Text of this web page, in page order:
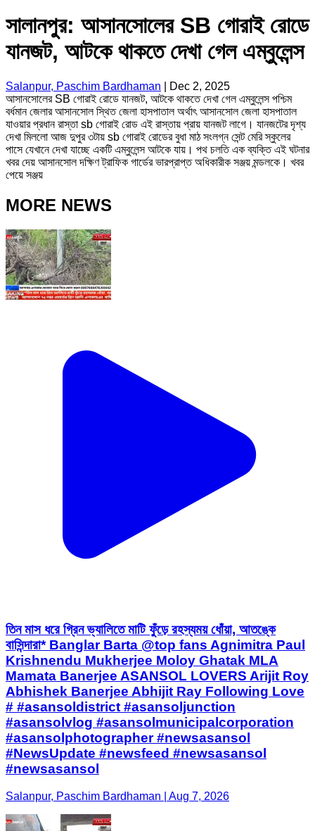
সালানপুর: আসানসোলের SB গোরাই রোডে
যানজট, আটকে থাকতে দেখা গেল এম্বুলেন্স
Salanpur, Paschim Bardhaman
Dec 2, 2025
আসানসোলের SB গোরাই রোডে যানজট, আটকে থাকতে দেখা গেল এম্বুলেন্স পশ্চিম
বর্ধমান জেলার আসানসোল স্থিত জেলা হাসপাতাল অর্থাৎ আসানসোল জেলা হাসপাতাল
যাওয়ার প্রধান রাস্তা sb গোরাই রোড এই রাস্তায় প্রায় যানজট লাগে। যানজটের দৃশ্য
দেখা মিললো আজ দুপুর ৩টায় sb গোরাই রোডের বুধা মাঠ সংলগ্ন সেন্ট মেরি স্কুলের
পাসে যেখানে দেখা যাচ্ছে একটি এম্বুলেন্স আটকে যায়। পথ চলতি এক ব্যক্তি এই ঘটনার
খবর দেয় আসানসোল দক্ষিণ ট্রাফিক গার্ডের ভারপ্রাপ্ত অধিকারীক সঞ্জয় মন্ডলকে। খবর
পেয়ে সঞ্জয়
MORE NEWS
তিন মাস ধরে গ্রিন ভ্যালিতে মাটি ফুঁড়ে রহস্যময় ধোঁয়া, আতঙ্কে
বাসিন্দারা* Banglar Barta @top fans Agnimitra Paul
Krishnendu Mukherjee Moloy Ghatak MLA
Mamata Banerjee ASANSOL LOVERS Arijit Roy
Abhishek Banerjee Abhijit Ray Following Love
# #asansoldistrict #asansoljunction
#asansolvlog #asansolmunicipalcorporation
#asansolphotographer #newsasansol
#NewsUpdate #newsfeed #newsasansol
#newsasansol
Salanpur, Paschim Bardhaman | Aug 7, 2026